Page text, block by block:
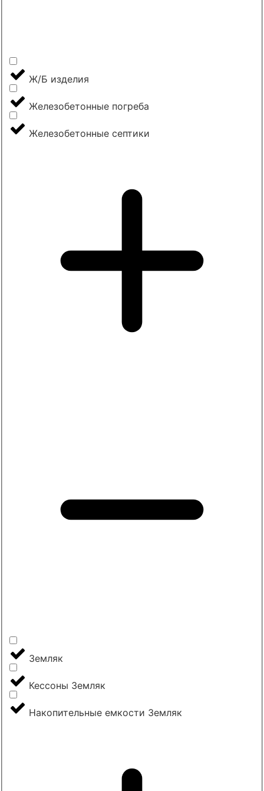
Ж/Б изделия
Железобетонные погреба
Железобетонные септики
Земляк
Кессоны Земляк
Накопительные емкости Земляк